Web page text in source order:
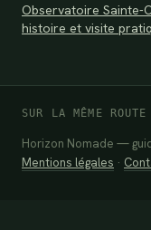
Observatoire Sainte-
histoire et visite
SUR LA MÊME
Horizon Nomade —
Mentions légales ·